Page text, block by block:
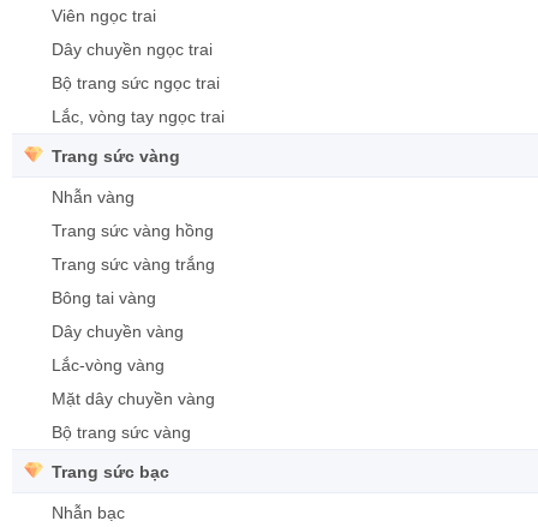
Viên ngọc trai
Dây chuyền ngọc trai
Bộ trang sức ngọc trai
Lắc, vòng tay ngọc trai
Trang sức vàng
Nhẫn vàng
Trang sức vàng hồng
Trang sức vàng trắng
Bông tai vàng
Dây chuyền vàng
Lắc-vòng vàng
Mặt dây chuyền vàng
Bộ trang sức vàng
Trang sức bạc
Nhẫn bạc